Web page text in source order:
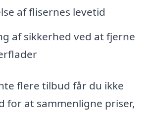
af flisernes levetid
af sikkerhed ved at fjerne
flere tilbud får du ikke
for at sammenligne priser,